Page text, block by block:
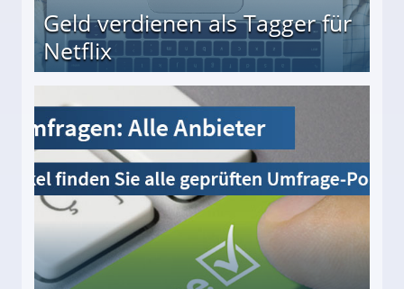
Geld verdienen als Tagger für
Netflix